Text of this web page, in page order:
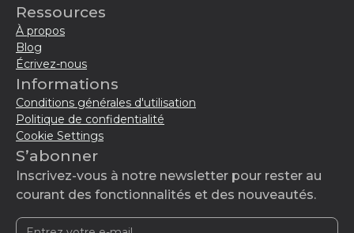
Ressources
À propos
Blog
Écrivez-nous
Informations
Conditions générales d'utilisation
Politique de confidentialité
Cookie Settings
S’abonner
Inscrivez-vous à notre newsletter pour rester au
courant des fonctionnalités et des nouveautés.